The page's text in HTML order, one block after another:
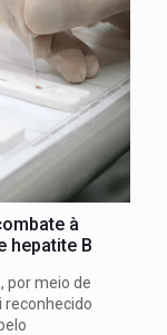
à
hepatite B
por meio de
reconhecido